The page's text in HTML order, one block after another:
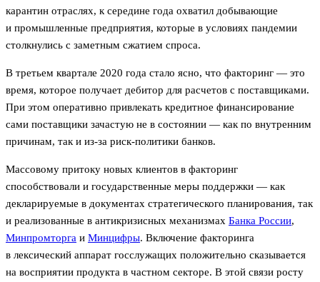
карантин отраслях, к середине года охватил добывающие
и промышленные предприятия, которые в условиях пандемии
столкнулись с заметным сжатием спроса.
В третьем квартале 2020 года стало ясно, что факторинг — это
время, которое получает дебитор для расчетов с поставщиками.
При этом оперативно привлекать кредитное финансирование
сами поставщики зачастую не в состоянии — как по внутренним
причинам, так и из-за риск-политики банков.
Массовому притоку новых клиентов в факторинг
способствовали и государственные меры поддержки — как
декларируемые в документах стратегического планирования, так
и реализованные в антикризисных механизмах Банка России,
Минпромторга и Минцифры. Включение факторинга
в лексический аппарат госслужащих положительно сказывается
на восприятии продукта в частном секторе. В этой связи росту